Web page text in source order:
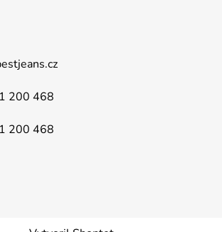
200 468
200 468